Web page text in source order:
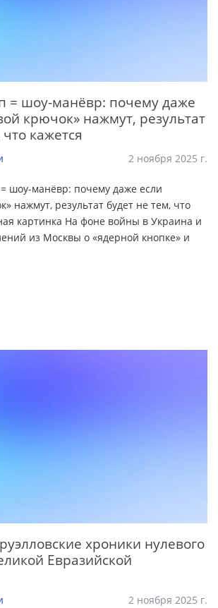
= шоу-манёвр: почему даже
крючок» нажмут, результат
кажется
2 ноября 2025 г.
шоу-манёвр: почему даже если
нажмут, результат будет не тем, что
картинка На фоне войны в Украина и
из Москвы о «ядерной кнопке» и
хроники нулевого
Евразийской
2 ноября 2025 г.